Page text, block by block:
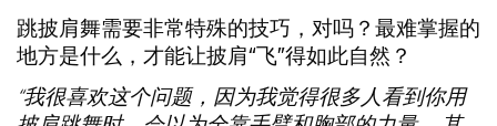
跳披肩舞需要非常特殊的技巧，对吗？最难掌握的
地方是什么，才能让披肩“飞”得如此自然？
“我很喜欢这个问题，因为我觉得很多人看到你用